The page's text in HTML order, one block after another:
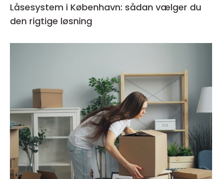
Låsesystem i København: sådan vælger du
den rigtige løsning